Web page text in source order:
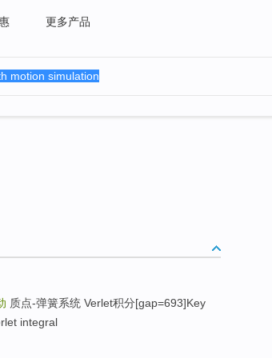
更多产品
质点-弹簧系统 Verlet积分[gap=693]Key
integral